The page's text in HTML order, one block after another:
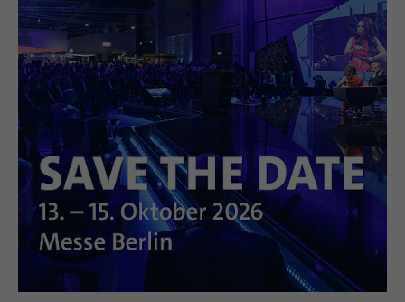
Name SgCookieOptin.lastPreferences
Anbieter
Laufzeit 1 Jahr
Zweck
Dieser Wert speichert Ihre Consent-
Einstellungen. Unter anderem eine
zufällig generierte ID, für die
historische Speicherung Ihrer
vorgenommen Einstellungen, falls der
Webseiten-Betreiber dies eingestellt
hat.